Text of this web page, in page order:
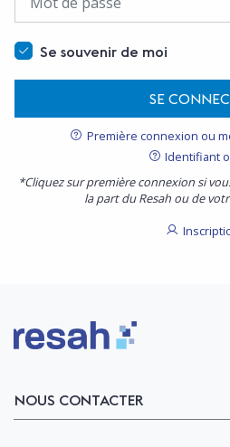
Se souvenir de moi
SE
Première connexion ou
Identifiant
*Cliquez sur première connexion si
la part du Resah ou de
Logo Resah
NOUS CONTACTER